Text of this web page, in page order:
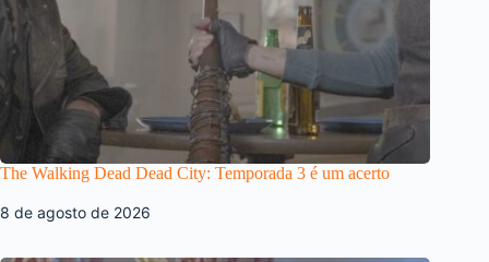
The Walking Dead Dead City: Temporada 3 é um acerto
8 de agosto de 2026